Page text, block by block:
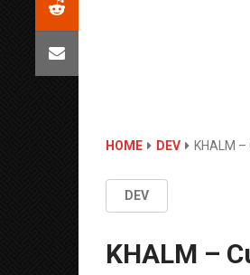
HOME DEV KHALM
DEV
KHALM –